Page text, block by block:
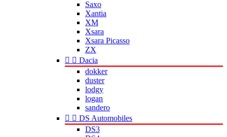
Saxo
Xantia
XM
Xsara
Xsara Picasso
ZX
  Dacia
dokker
duster
lodgy
logan
sandero
  DS Automobiles
DS3